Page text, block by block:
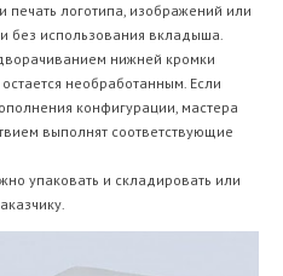
логотипа, изображений или
без использования вкладыша.
нижней кромки
необработанным. Если
конфигурации, мастера
выполнят соответствующие
упаковать и складировать или